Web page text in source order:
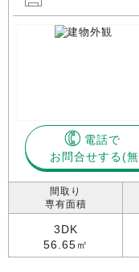
電話で
お問合せする
間取り
専有面積
3DK
56.65㎡